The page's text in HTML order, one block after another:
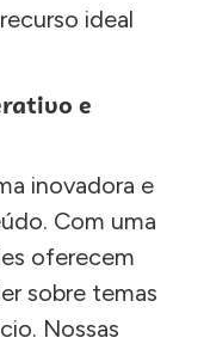
ideal
e
inovadora e
Com uma
oferecem
sobre temas
Nossas